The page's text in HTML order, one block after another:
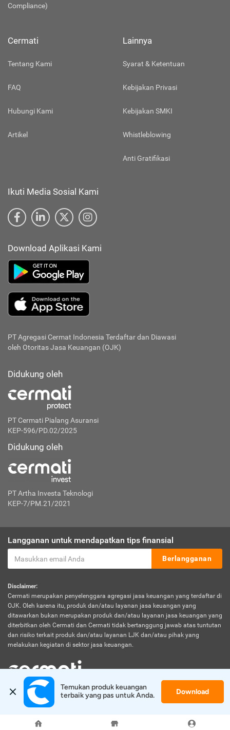
Compliance)
Cermati
Tentang Kami
FAQ
Hubungi Kami
Artikel
Lainnya
Syarat & Ketentuan
Kebijakan Privasi
Kebijakan SMKI
Whistleblowing
Anti Gratifikasi
Ikuti Media Sosial Kami
Download Aplikasi Kami
PT Agregasi Cermat Indonesia Terdaftar dan Diawasi
oleh Otoritas Jasa Keuangan (OJK)
Didukung oleh
PT Cermati Pialang Asuransi
KEP-596/PD.02/2025
Didukung oleh
PT Artha Investa Teknologi
KEP-7/PM.21/2021
Langganan untuk mendapatkan tips finansial
Berlangganan
Disclaimer:
Cermati merupakan penyelenggara agregasi jasa keuangan yang terdaftar di
OJK. Oleh karena itu, produk dan/atau layanan jasa keuangan yang
ditawarkan bukan merupakan produk dan/atau layanan jasa keuangan yang
diterbitkan oleh Cermati dan Cermati tidak bertanggung jawab atas tuntutan
dan risiko terkait produk dan/atau layanan LJK dan/atau pihak yang
melakukan kegiatan di sektor jasa keuangan.
© 2026 Cermati. All Rights Reserved.
Temukan produk keuangan
terbaik yang pas untuk Anda.
Download